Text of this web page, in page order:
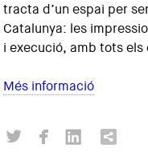
tracta d’un espai per
Catalunya: les
i execució, amb tots
Més informació